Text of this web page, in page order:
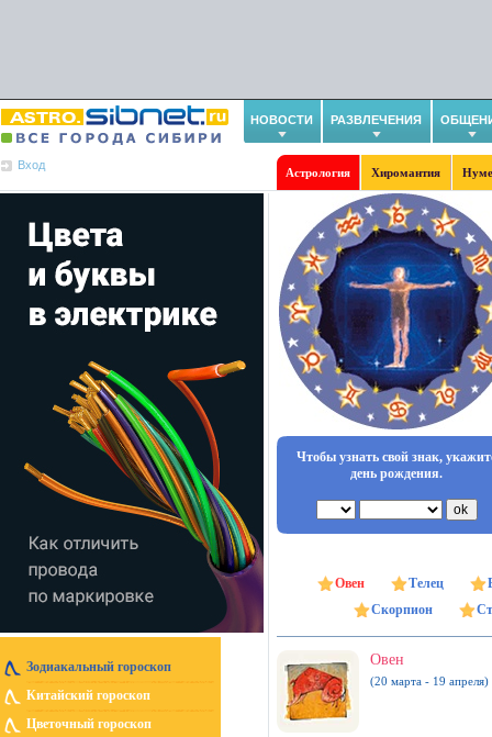
НОВОСТИ РАЗВЛЕЧЕНИЯ
Вход
Астрология Хиромантия
Зодиакальный гороскоп
Китайский гороскоп
Цветочный гороскоп
Чтобы узнать свой знак,
день рождения.
Овен Телец
Скорпион
Овен
(20 марта - 19 апреля)